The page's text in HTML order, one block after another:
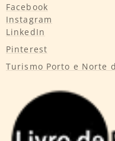
Facebook
Instagram
LinkedIn
Pinterest
Turismo Porto e Norte